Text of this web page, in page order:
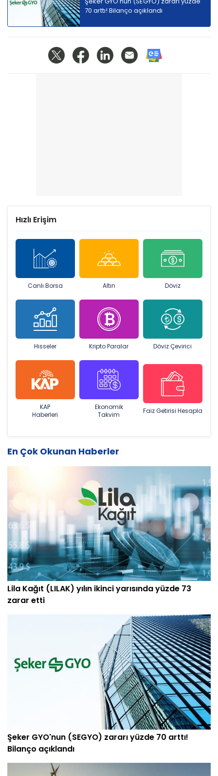
70 arttı! Bilanço açıklandı
Hızlı Erişim
Canlı Borsa Altın Döviz
Hisseler Kripto Paralar Döviz Çevirici
KAP
Haberleri
Ekonomik
Takvim
Faiz Getirisi Hesapla
En Çok Okunan Haberler
Lila Kağıt (LILAK) yılın ikinci yarısında yüzde 73
zarar etti
Şeker GYO'nun (SEGYO) zararı yüzde 70 arttı!
Bilanço açıklandı